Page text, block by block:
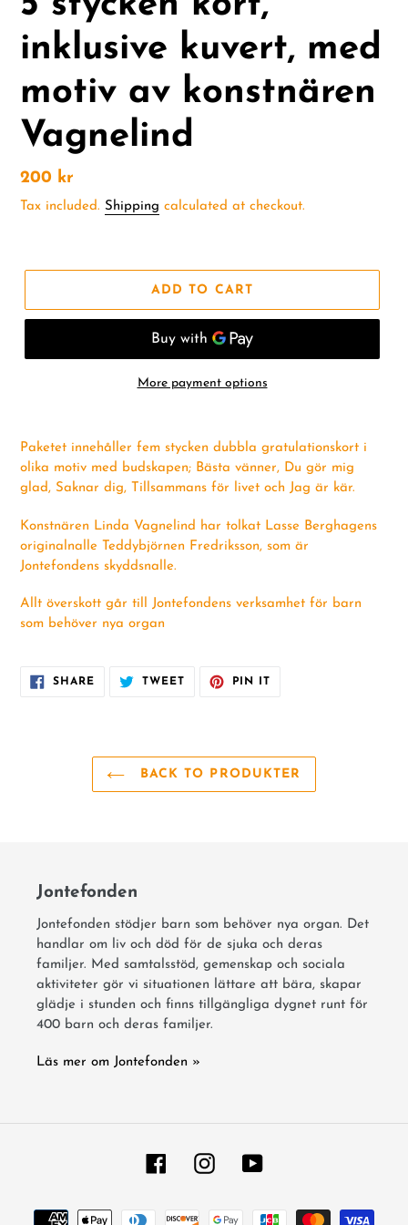
inklusive kuvert, med
motiv av konstnären
Vagnelind
Regular
price
200 kr
Tax included. Shipping calculated at checkout.
ADD TO CART
More payment options
Paketet innehåller fem stycken dubbla gratulationskort i
olika motiv med budskapen; Bästa vänner, Du gör mig
glad, Saknar dig, Tillsammans för livet och Jag är kär.
Konstnären Linda Vagnelind har tolkat Lasse Berghagens
originalnalle Teddybjörnen Fredriksson, som är
Jontefondens skyddsnalle.
Allt överskott går till Jontefondens verksamhet för barn
som behöver nya organ
SHARESHARE
TWEETTWEET
PIN IT
BACK TO PRODUKTER
Jontefonden
Jontefonden stödjer barn som behöver nya organ. Det
handlar om liv och död för de sjuka och deras
familjer. Med samtalsstöd, gemenskap och sociala
aktiviteter gör vi situationen lättare att bära, skapar
glädje i stunden och finns tillgängliga dygnet runt för
400 barn och deras familjer.
Läs mer om Jontefonden »
FacebookInstagram
Payment